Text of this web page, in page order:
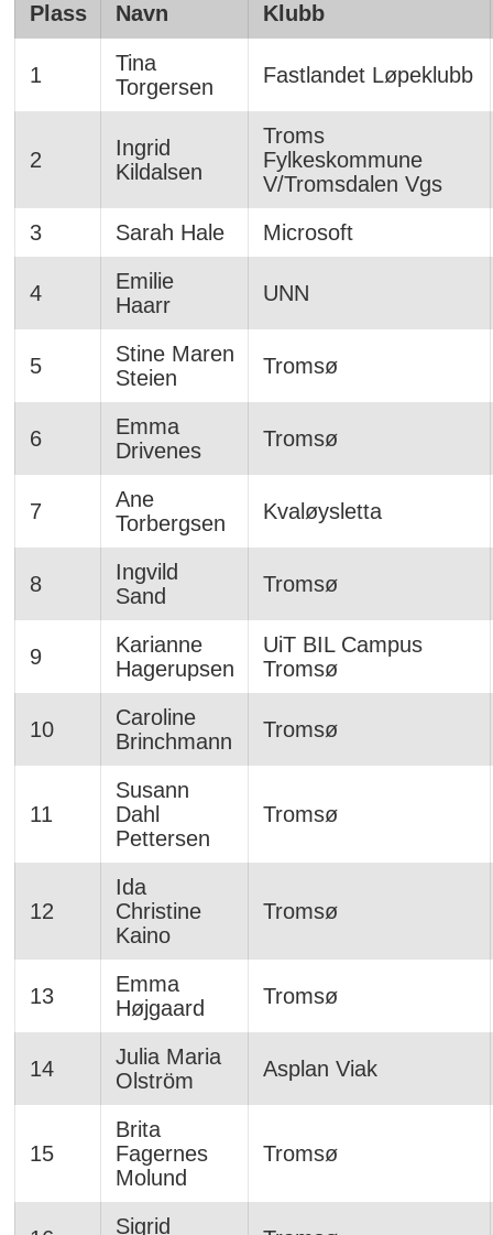
Plass Navn Klubb
1
Tina
Torgersen
Fastlandet Løpeklubb
2
Ingrid
Kildalsen
Troms
Fylkeskommune
V/Tromsdalen Vgs
3
Sarah Hale Microsoft
4
Emilie
Haarr
UNN
5
Stine Maren
Steien
Tromsø
6
Emma
Drivenes
Tromsø
7
Ane
Torbergsen
Kvaløysletta
8
Ingvild
Sand
Tromsø
9
Karianne
Hagerupsen
UiT BIL Campus
Tromsø
10
Caroline
Brinchmann
Tromsø
11
Susann
Dahl
Pettersen
Tromsø
12
Ida
Christine
Kaino
Tromsø
13
Emma
Højgaard
Tromsø
14
Julia Maria
Olström
Asplan Viak
15
Brita
Fagernes
Molund
Tromsø
Sigrid